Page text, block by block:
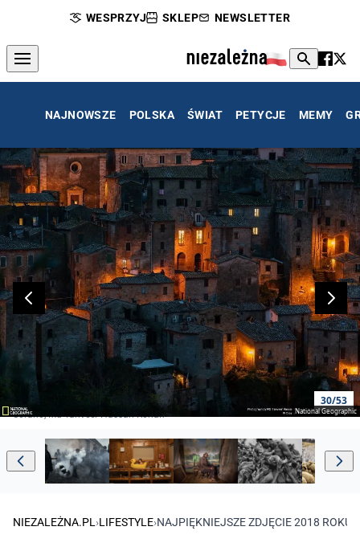
WESPRZYJ SKLEP NEWSLETTER
NAJNOWSZE POLSKA ŚWIAT PETYCJE MEMY
30/53
National Geographic
Sorano, Md Tanveer Hassan Rohan
NIEZALEŻNA.PL ›LIFESTYLE›NAJPIĘKNIEJSZE ZDJĘCIE 2018 ROKU